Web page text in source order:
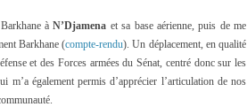
àN’Djamena et sa base aérienne, puis de me
Barkhane (compte-rendu). Un déplacement, en qualité
et des Forces armées du Sénat, centré donc sur les
m’a également permis d’apprécier l’articulation de nos